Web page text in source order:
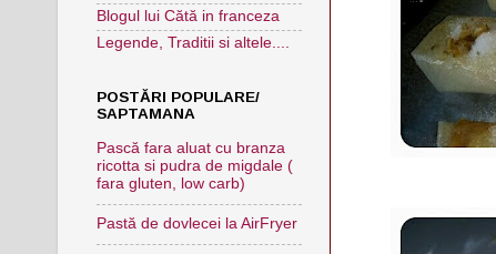
Blogul lui Cătă in franceza
Legende, Traditii si altele....
POSTĂRI POPULARE/
SAPTAMANA
Pască fara aluat cu branza
ricotta si pudra de migdale (
fara gluten, low carb)
Pastă de dovlecei la AirFryer